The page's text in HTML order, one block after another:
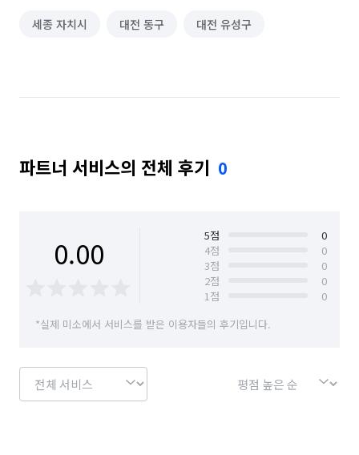
세종 자치시 대전 동구 대전 유성구
파트너 서비스의 전체 후기 0
0.00 5점
0
4점
0
3점
0
2점
0
1점
0
*실제 미소에서 서비스를 받은 이용자들의 후기입니다.